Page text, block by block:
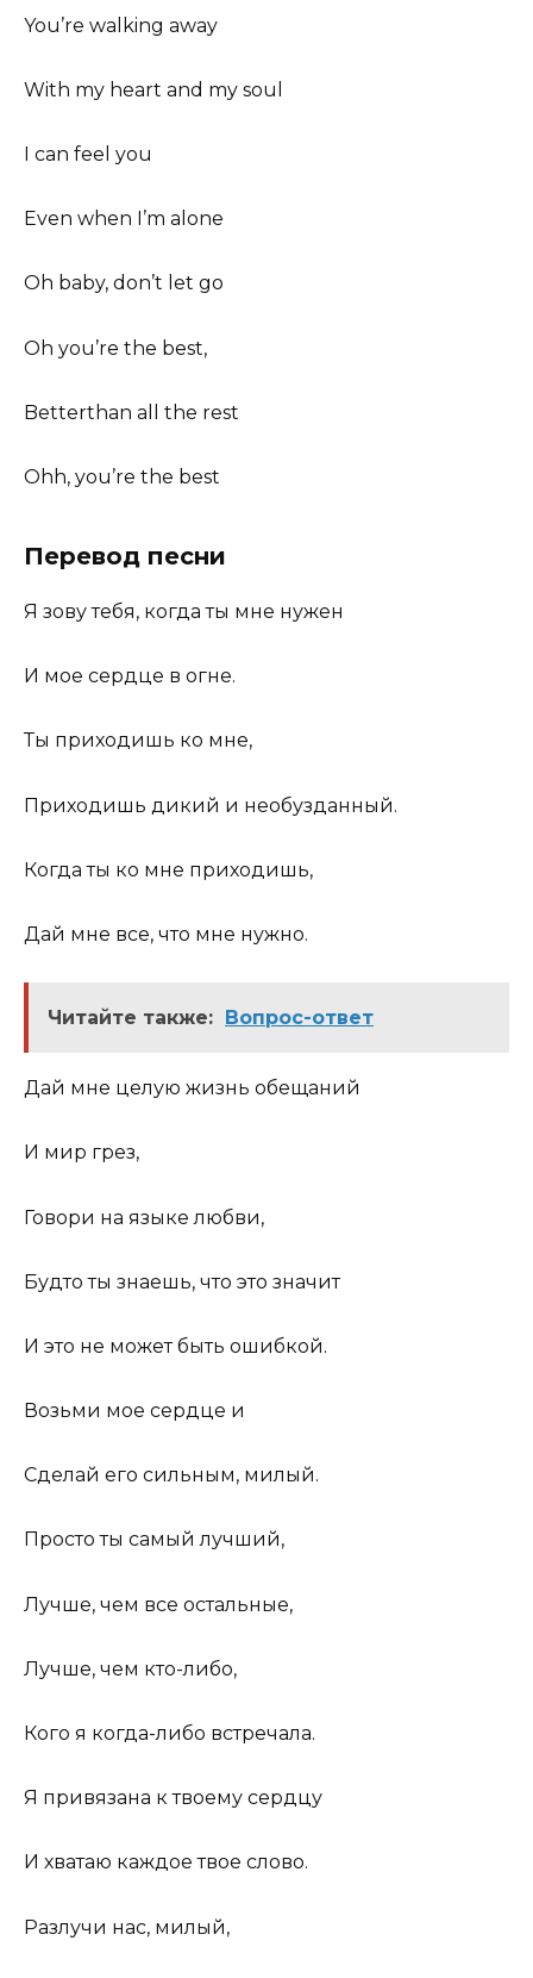
You’re walking away
With my heart and my soul
I can feel you
Even when I’m alone
Oh baby, don’t let go
Oh you’re the best,
Betterthan all the rest
Ohh, you’re the best
Перевод песни
Я зову тебя, когда ты мне нужен
И мое сердце в огне.
Ты приходишь ко мне,
Приходишь дикий и необузданный.
Когда ты ко мне приходишь,
Дай мне все, что мне нужно.
Читайте также: Вопрос-ответ
Дай мне целую жизнь обещаний
И мир грез,
Говори на языке любви,
Будто ты знаешь, что это значит
И это не может быть ошибкой.
Возьми мое сердце и
Сделай его сильным, милый.
Просто ты самый лучший,
Лучше, чем все остальные,
Лучше, чем кто-либо,
Кого я когда-либо встречала.
Я привязана к твоему сердцу
И хватаю каждое твое слово.
Разлучи нас, милый,